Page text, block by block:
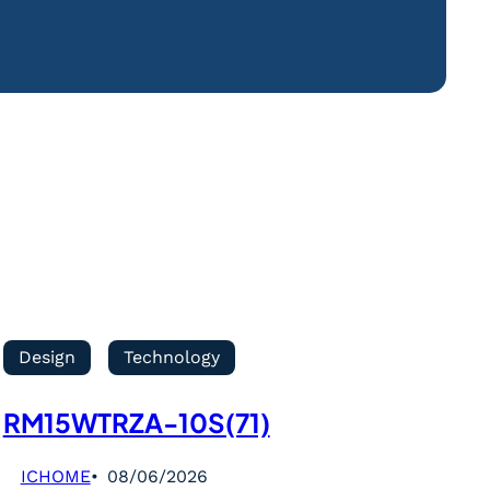
Design Technology
RM15WTRZA-10S(71)
ICHOME 08/06/2026